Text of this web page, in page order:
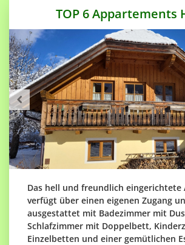
TOP 6 Appartements
Das hell und freundlich eingerichtete
verfügt über einen eigenen Zugang
ausgestattet mit Badezimmer mit
Schlafzimmer mit Doppelbett,
Einzelbetten und einer gemütlichen